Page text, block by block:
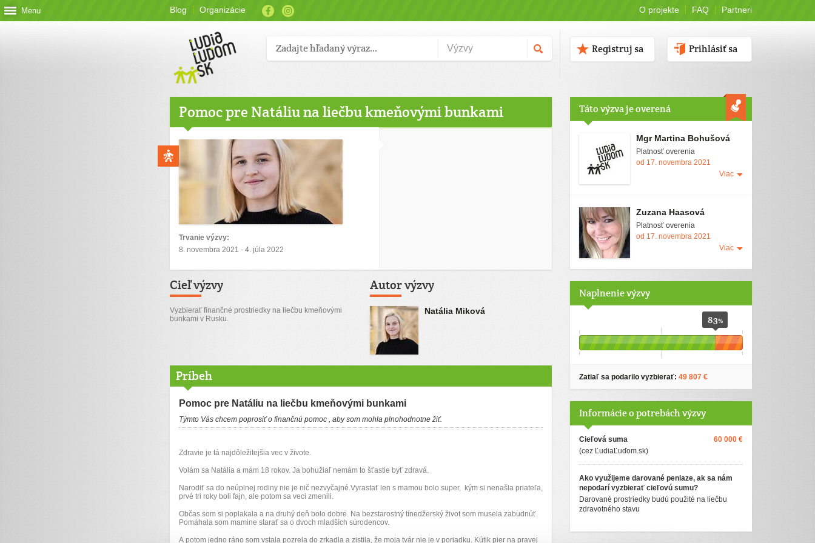
Menu Blog Organizácie O projekte FAQ Partneri
Prihlásiť sa
Registruj sa
Pomoc pre Natáliu na liečbu kmeňovými bunkami
Trvanie výzvy:
8. novembra 2021 - 4. júla 2022
Cieľ výzvy
Vyzbierať finančné prostriedky na liečbu kmeňovými
bunkami v Rusku.
Autor výzvy
Natália Miková
Príbeh
Pomoc pre Natáliu na liečbu kmeňovými bunkami
Týmto Vás chcem poprosiť o finančnú pomoc , aby som mohla plnohodnotne žiť.
Zdravie je tá najdôležitejšia vec v živote.
Volám sa Natália a mám 18 rokov. Ja bohužiaľ nemám to šťastie byť zdravá.
Narodiť sa do neúplnej rodiny nie je nič nezvyčajné.Vyrastať len s mamou bolo super, kým si nenašla priateľa,
prvé tri roky boli fajn, ale potom sa veci zmenili.
Občas som si poplakala a na druhý deň bolo dobre. Na bezstarostný tínedžerský život som musela zabudnúť.
Pomáhala som mamine starať sa o dvoch mladších súrodencov.
A potom jedno ráno som vstala pozrela do zrkadla a zistila, že moja tvár nie je v poriadku. Kútik pier na pravej
Táto výzva je overená
Mgr Martina Bohušová
Platnosť overenia
od 17. novembra 2021
Viac
Zuzana Haasová
Platnosť overenia
od 17. novembra 2021
Viac
Naplnenie výzvy
83%
Zatiaľ sa podarilo vyzbierať: 49 807 €
Informácie o potrebách výzvy
Cieľová suma
(cez ĽudiaĽuďom.sk)
60 000 €
Ako využijeme darované peniaze, ak sa nám
nepodarí vyzbierať cieľovú sumu?
Darované prostriedky budú použité na liečbu
zdravotného stavu